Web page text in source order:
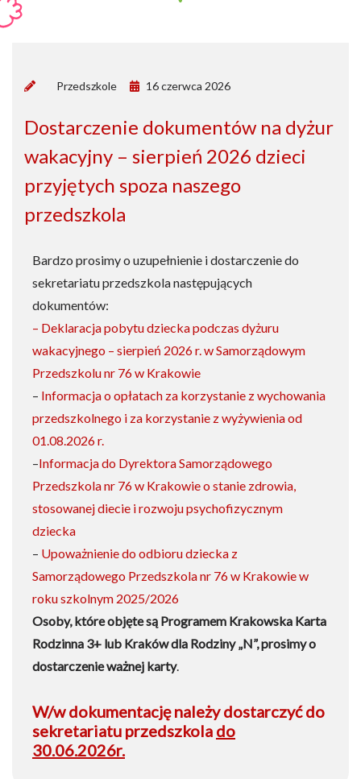
Przedszkole 16 czerwca 2026
Dostarczenie dokumentów na dyżur
wakacyjny – sierpień 2026 dzieci
przyjętych spoza naszego
przedszkola
Bardzo prosimy o uzupełnienie i dostarczenie do
sekretariatu przedszkola następujących
dokumentów:
– Deklaracja pobytu dziecka podczas dyżuru
wakacyjnego – sierpień 2026 r. w Samorządowym
Przedszkolu nr 76 w Krakowie
– Informacja o opłatach za korzystanie z wychowania
przedszkolnego i za korzystanie z wyżywienia od
01.08.2026 r.
–Informacja do Dyrektora Samorządowego
Przedszkola nr 76 w Krakowie o stanie zdrowia,
stosowanej diecie i rozwoju psychofizycznym
dziecka
– Upoważnienie do odbioru dziecka z
Samorządowego Przedszkola nr 76 w Krakowie w
roku szkolnym 2025/2026
Osoby, które objęte są Programem Krakowska Karta
Rodzinna 3+ lub Kraków dla Rodziny „N”, prosimy o
dostarczenie ważnej karty.
W/w dokumentację należy dostarczyć do
sekretariatu przedszkola do
30.06.2026r.